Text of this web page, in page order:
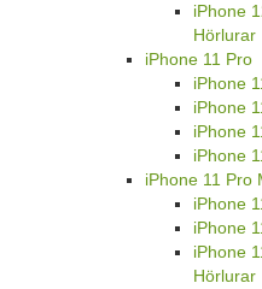
iPhone
Hörlurar
iPhone 11 Pro
iPhone
iPhone
iPhone
iPhone
iPhone 11 Pro
iPhone
iPhone
iPhone
Hörlurar